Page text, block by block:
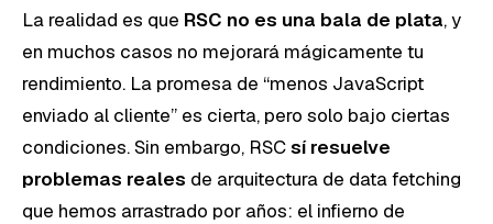
La realidad es que RSC no es una bala de plata, y
en muchos casos no mejorará mágicamente tu
rendimiento. La promesa de “menos JavaScript
enviado al cliente” es cierta, pero solo bajo ciertas
condiciones. Sin embargo, RSCsí resuelve
problemas reales de arquitectura de data fetching
que hemos arrastrado por años: el infierno de